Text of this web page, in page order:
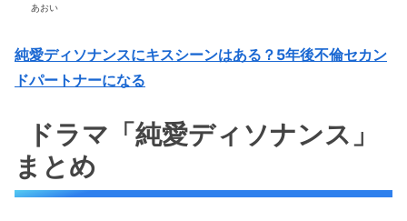
あおい
純愛ディソナンスにキスシーンはある？5年後不倫セカン
ドパートナーになる
ドラマ「純愛ディソナンス」
まとめ